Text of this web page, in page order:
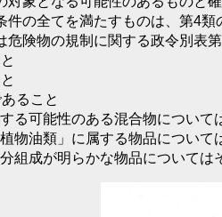
全てを満たすものは、第4類
物の規制に関する政令別表第
ること
可能性のある混合物について
油類」に属する物品について
成が明らかな物品については